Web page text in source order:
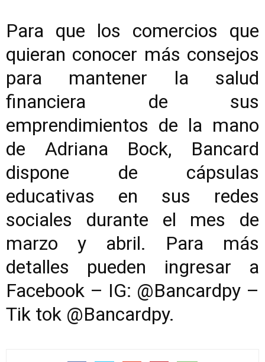
Para que los comercios que
quieran conocer más consejos
para mantener la salud
financiera de sus
emprendimientos de la mano
de Adriana Bock, Bancard
dispone de cápsulas
educativas en sus redes
sociales durante el mes de
marzo y abril. Para más
detalles pueden ingresar a
Facebook – IG: @Bancardpy –
Tik tok @Bancardpy.